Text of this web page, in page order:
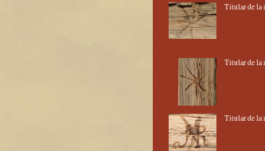
Titular de la
Titular de la
Titular de la